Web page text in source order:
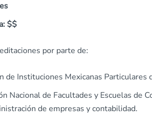
$$
por parte de:
de Instituciones Mexicanas Particulares
Nacional de Facultades y Escuelas de
de empresas y contabilidad.